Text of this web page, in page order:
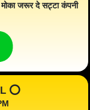
जरूर दे सट्टा कंपनी
⭕️